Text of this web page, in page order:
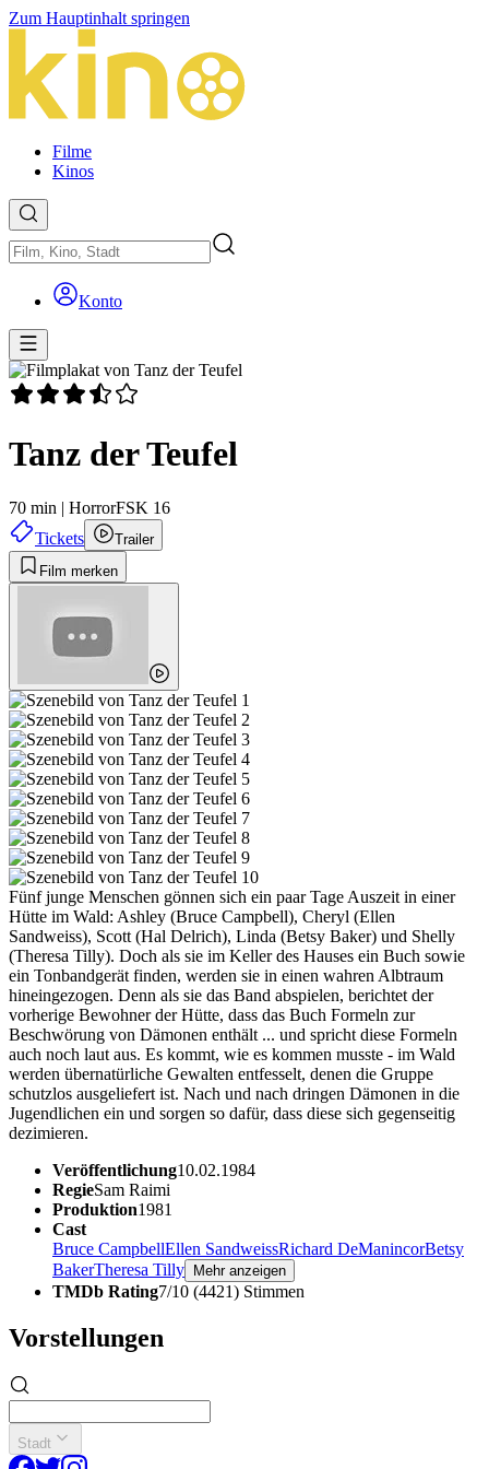
Zum Hauptinhalt springen
Filme
Kinos
Konto
Tanz der Teufel
70 min | HorrorFSK 16
Tickets
Trailer
Film merken
Fünf junge Menschen gönnen sich ein paar Tage Auszeit in einer
Hütte im Wald: Ashley (Bruce Campbell), Cheryl (Ellen
Sandweiss), Scott (Hal Delrich), Linda (Betsy Baker) und Shelly
(Theresa Tilly). Doch als sie im Keller des Hauses ein Buch sowie
ein Tonbandgerät finden, werden sie in einen wahren Albtraum
hineingezogen. Denn als sie das Band abspielen, berichtet der
vorherige Bewohner der Hütte, dass das Buch Formeln zur
Beschwörung von Dämonen enthält ... und spricht diese Formeln
auch noch laut aus. Es kommt, wie es kommen musste - im Wald
werden übernatürliche Gewalten entfesselt, denen die Gruppe
schutzlos ausgeliefert ist. Nach und nach dringen Dämonen in die
Jugendlichen ein und sorgen so dafür, dass diese sich gegenseitig
dezimieren.
Veröffentlichung10.02.1984
RegieSam Raimi
Produktion1981
Cast
Bruce CampbellEllen SandweissRichard DeManincorBetsy
BakerTheresa Tilly Mehr anzeigen
TMDb Rating7/10 (4421) Stimmen
Vorstellungen
Stadt